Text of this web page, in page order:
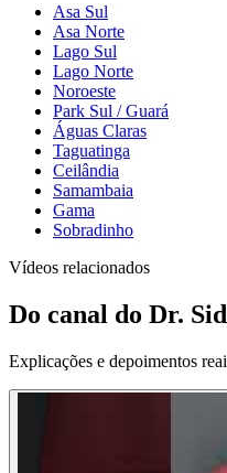
Asa Sul
Asa Norte
Lago Sul
Lago Norte
Noroeste
Park Sul / Guará
Águas Claras
Taguatinga
Ceilândia
Samambaia
Gama
Sobradinho
Vídeos relacionados
Do canal do Dr.
Explicações e depoimentos